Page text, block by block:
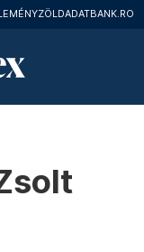
ZÖLDADATBANK.RO